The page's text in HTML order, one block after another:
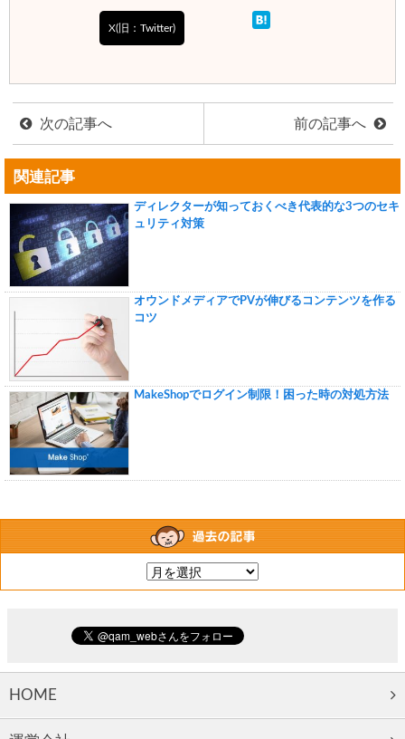
X(旧：Twitter)
次の記事へ 前の記事へ
関連記事
ディレクターが知っておくべき代表的な3つのセキ
ュリティ対策
オウンドメディアでPVが伸びるコンテンツを作る
コツ
MakeShopでログイン制限！困った時の対処方法
HOME